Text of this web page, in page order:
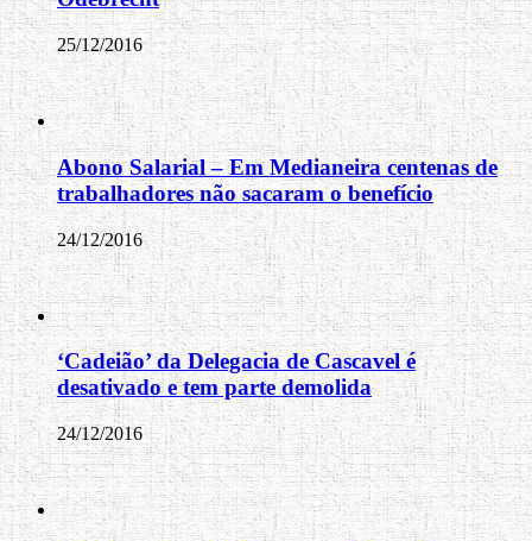
25/12/2016
Abono Salarial – Em Medianeira centenas de
trabalhadores não sacaram o benefício
24/12/2016
‘Cadeião’ da Delegacia de Cascavel é
desativado e tem parte demolida
24/12/2016